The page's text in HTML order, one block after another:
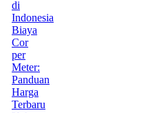
di
Indonesia
Biaya
Cor
per
Meter:
Panduan
Harga
Terbaru